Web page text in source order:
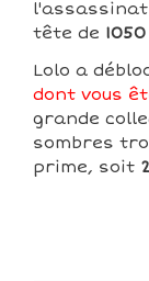
tête de
Lolo a
dont vous
grande
sombres
prime, soit